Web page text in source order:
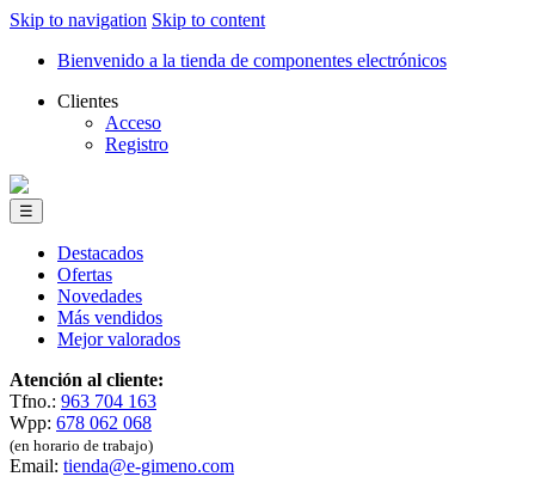
Skip to navigation Skip to content
Bienvenido a la tienda de componentes electrónicos
Clientes
Acceso
Registro
☰
Destacados
Ofertas
Novedades
Más vendidos
Mejor valorados
Atención al cliente:
Tfno.: 963 704 163
Wpp: 678 062 068
(en horario de trabajo)
Email: tienda@e-gimeno.com